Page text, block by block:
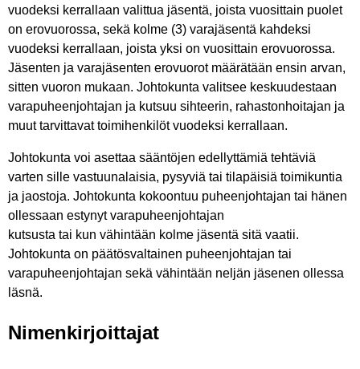
vuodeksi kerrallaan valittua jäsentä, joista vuosittain puolet
on erovuorossa, sekä kolme (3) varajäsentä kahdeksi
vuodeksi kerrallaan, joista yksi on vuosittain erovuorossa.
Jäsenten ja varajäsenten erovuorot määrätään ensin arvan,
sitten vuoron mukaan. Johtokunta valitsee keskuudestaan
varapuheenjohtajan ja kutsuu sihteerin, rahastonhoitajan ja
muut tarvittavat toimihenkilöt vuodeksi kerrallaan.
Johtokunta voi asettaa sääntöjen edellyttämiä tehtäviä
varten sille vastuunalaisia, pysyviä tai tilapäisiä toimikuntia
ja jaostoja. Johtokunta kokoontuu puheenjohtajan tai hänen
ollessaan estynyt varapuheenjohtajan
kutsusta tai kun vähintään kolme jäsentä sitä vaatii.
Johtokunta on päätösvaltainen puheenjohtajan tai
varapuheenjohtajan sekä vähintään neljän jäsenen ollessa
läsnä.
Nimenkirjoittajat